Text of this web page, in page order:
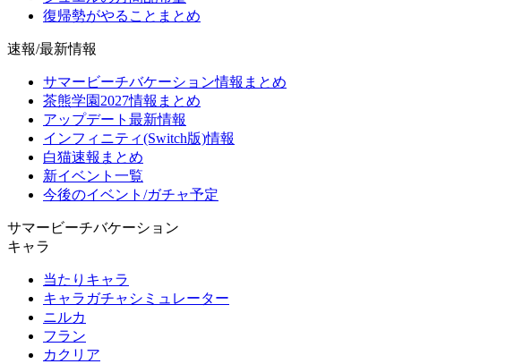
復帰勢がやることまとめ
速報/最新情報
サマービーチバケーション情報まとめ
茶熊学園2027情報まとめ
アップデート最新情報
インフィニティ(Switch版)情報
白猫速報まとめ
新イベント一覧
今後のイベント/ガチャ予定
サマービーチバケーション
キャラ
当たりキャラ
キャラガチャシミュレーター
ニルカ
フラン
カクリア